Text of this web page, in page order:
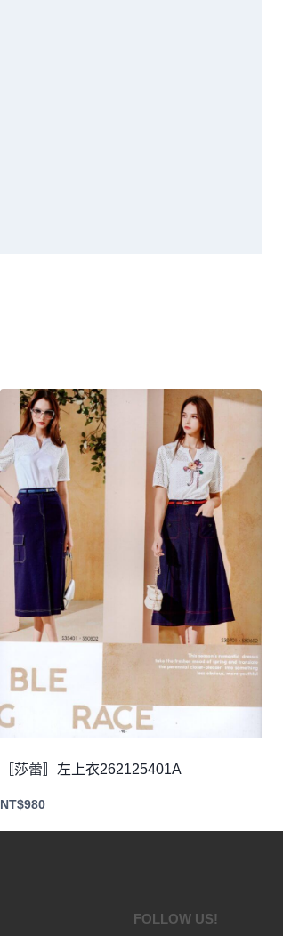
〚莎蕾〛左上衣262125401A
NT$980
FOLLOW US!